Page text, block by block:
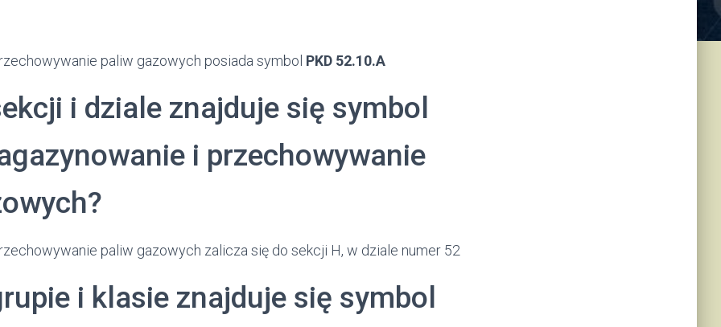
paliw gazowych posiada symbol PKD 52.10.A
i dziale znajduje się symbol
i przechowywanie
paliw gazowych zalicza się do sekcji H, w dziale numer 52
i klasie znajduje się symbol